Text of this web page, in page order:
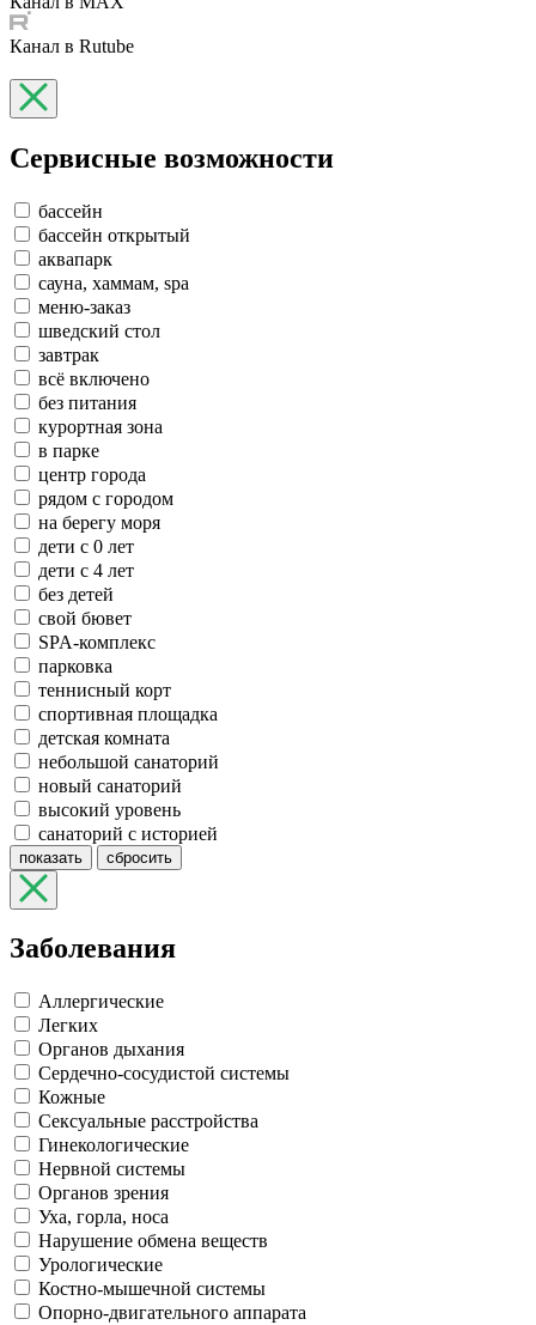
Канал в Rutube
Сервисные возможности
бассейн
бассейн открытый
аквапарк
сауна, хаммам, spa
меню-заказ
шведский стол
завтрак
всё включено
без питания
курортная зона
в парке
центр города
рядом с городом
на берегу моря
дети с 0 лет
дети с 4 лет
без детей
свой бювет
SPA-комплекс
парковка
теннисный корт
спортивная площадка
детская комната
небольшой санаторий
новый санаторий
высокий уровень
санаторий с историей
показать сбросить
Заболевания
Аллергические
Легких
Органов дыхания
Сердечно-сосудистой системы
Кожные
Сексуальные расстройства
Гинекологические
Нервной системы
Органов зрения
Уха, горла, носа
Нарушение обмена веществ
Урологические
Костно-мышечной системы
Опорно-двигательного аппарата